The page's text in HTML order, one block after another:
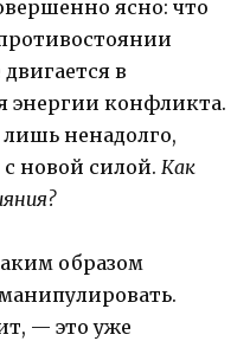
ясно: что
в
энергии конфликта.
лишь ненадолго,
с новой силой. Как
образом
— это уже